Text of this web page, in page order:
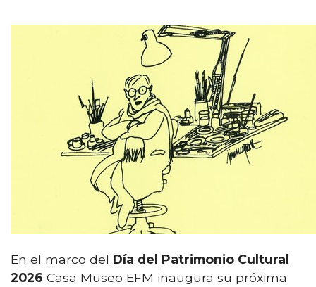
En el marco del Día del Patrimonio Cultural
2026 Casa Museo EFM inaugura su próxima